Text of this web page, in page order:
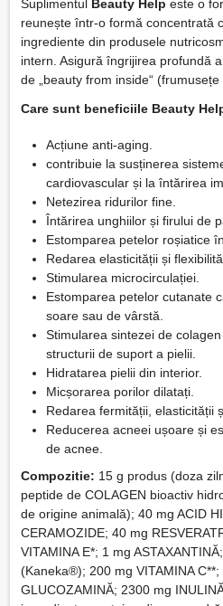
Suplimentul Beauty Help este o
reunește într-o formă concentrată
ingrediente din produsele
intern. Asigură îngrijirea profundă
de „beauty from inside“ (frumusețe
Care sunt beneficiile Beauty
Acțiune anti-aging.
contribuie la susținerea
cardiovascular și la întărirea
Netezirea ridurilor fine.
Întărirea unghiilor și firului de
Estomparea petelor roșiatice
Redarea elasticității și
Stimularea microcirculației.
Estomparea petelor cutanate
soare sau de vârstă.
Stimularea sintezei de
structurii de suport a pielii.
Hidratarea pielii din interior.
Micșorarea porilor dilatați.
Redarea fermității, elasticității
Reducerea acneei ușoare și
de acnee.
Compozitie: 15 g produs (doza
peptide de COLAGEN bioactiv
de origine animală); 40 mg ACID
CERAMOZIDE; 40 mg
VITAMINA E*; 1 mg
(Kaneka®); 200 mg VITAMINA
GLUCOZAMINĂ; 2300 mg